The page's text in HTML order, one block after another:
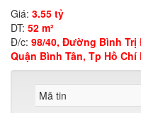
Giá: 3.55 tỷ
DT: 52 m²
Đ/c: 98/40, Đường Bình
Quận Bình Tân, Tp Hồ Chí
Mã tin